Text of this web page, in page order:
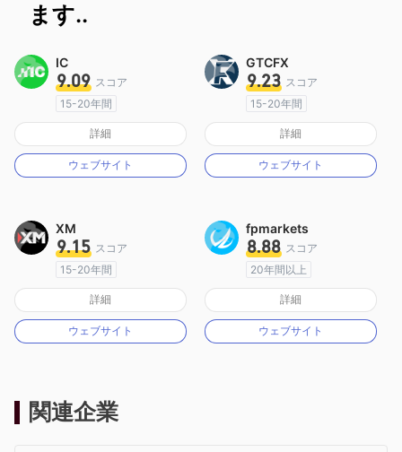
ます..
IC
9.09 スコア
15-20年間
オーストラリア規制
マーケットメイキングライセンス（MM）
MT4フルライセンス
詳細
ウェブサイト
GTCFX
9.23 スコア
15-20年間
イギリス規制
マーケットメイキングライセンス（MM）
MT4フルライセンス
詳細
ウェブサイト
XM
9.15 スコア
15-20年間
オーストラリア規制
マーケットメイキングライセンス（MM）
MT4フルライセンス
詳細
ウェブサイト
fpmarkets
8.88 スコア
20年間以上
オーストラリア規制
マーケットメイキングライセンス（MM）
MT4フルライセンス
詳細
ウェブサイト
関連企業